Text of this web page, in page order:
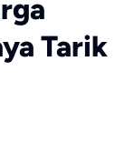
Tarik